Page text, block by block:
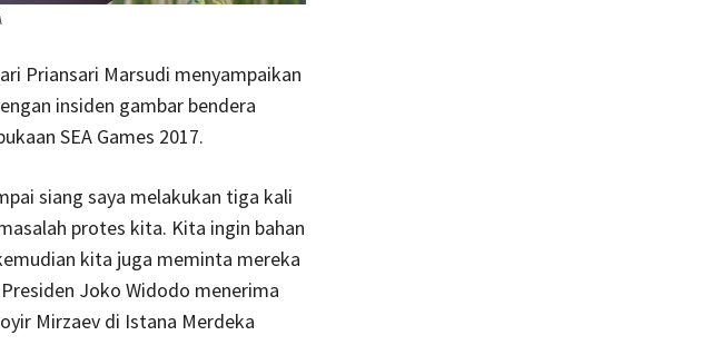
Priansari Marsudi menyampaikan
insiden gambar bendera
SEA Games 2017.
siang saya melakukan tiga kali
protes kita. Kita ingin bahan
kita juga meminta mereka
Joko Widodo menerima
Mirzaev di Istana Merdeka